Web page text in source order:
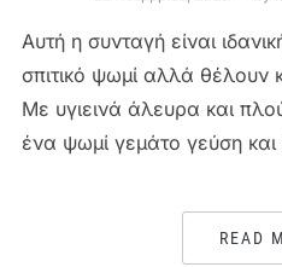
Αυτή η συνταγή είναι
σπιτικό ψωμί αλλά θέλουν
Με υγιεινά άλευρα και
ένα ψωμί γεμάτο γεύση και
READ